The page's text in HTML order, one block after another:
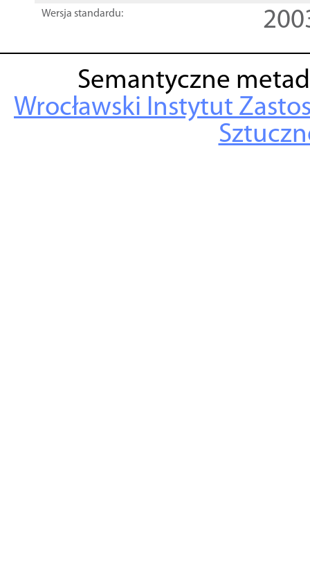
Wersja standardu:
Semantyczne
Wrocławski Instytut